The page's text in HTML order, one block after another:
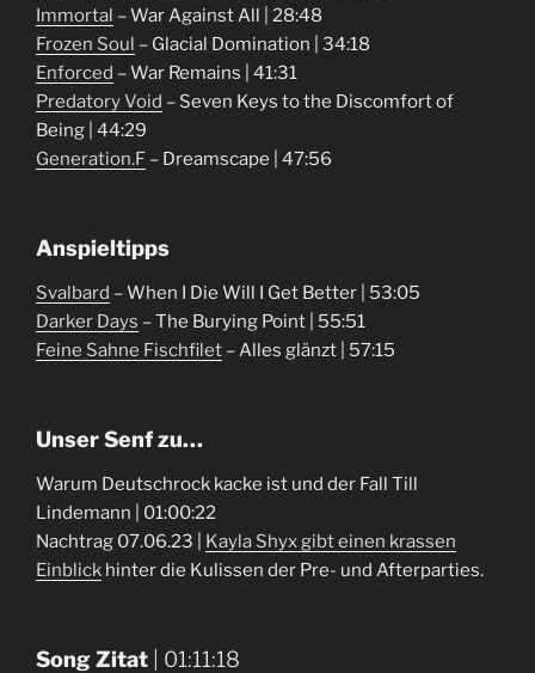
Immortal – War Against All | 28:48
Frozen Soul – Glacial Domination | 34:18
Enforced – War Remains | 41:31
Predatory Void – Seven Keys to the Discomfort of
Being | 44:29
Generation.F – Dreamscape | 47:56
Anspieltipps
Svalbard – When I Die Will I Get Better | 53:05
Darker Days – The Burying Point | 55:51
Feine Sahne Fischfilet – Alles glänzt | 57:15
Unser Senf zu…
Warum Deutschrock kacke ist und der Fall Till
Lindemann | 01:00:22
Nachtrag 07.06.23 |
Kayla Shyx gibt einen krassen
Einblick hinter die Kulissen der Pre- und Afterparties.
Song Zitat | 01:11:18